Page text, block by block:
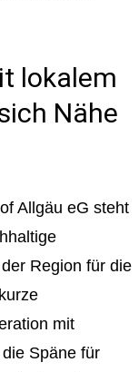
lokalem
Nähe
Allgäu eG steht
Region für die
mit
Späne für